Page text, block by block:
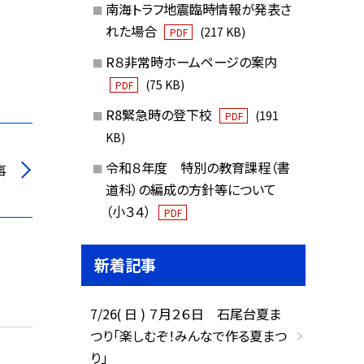
南海トラフ地震臨時情報が発表さ
れた場合
PDF (217 KB)
R８非常時ホームページの案内
PDF (75 KB)
R8緊急時の登下校 PDF
(191
KB)
令和８年度 特別の教育課程（書
道科）の編成の方針等について
（小３４）
PDF
新着記事
7/26( 日 ) ７月２６日 石尾台夏ま
つり「楽しむぞ！みんなで作る夏まつ
り」